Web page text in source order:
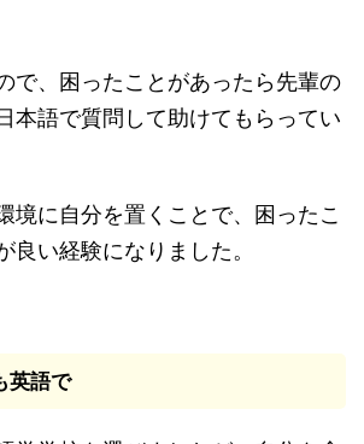
で、困ったことがあったら先輩の
本語で質問して助けてもらってい
境に自分を置くことで、困ったこ
良い経験になりました。
英語で